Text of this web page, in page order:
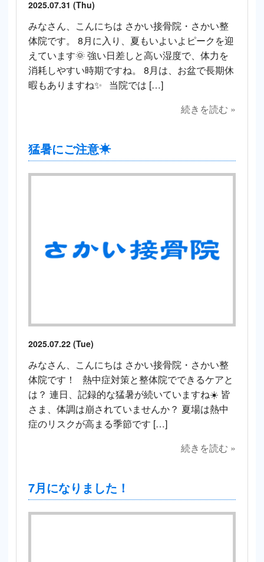
2025.07.31 (Thu)
みなさん、こんにちは さかい接骨院・さかい整
体院です。 8月に入り、夏もいよいよピークを迎
えています🌞 強い日差しと高い湿度で、体力を
消耗しやすい時期ですね。 8月は、お盆で長期休
暇もありますね✨ 当院では […]
続きを読む »
猛暑にご注意☀
2025.07.22 (Tue)
みなさん、こんにちは さかい接骨院・さかい整
体院です！ 熱中症対策と整体院でできるケアと
は？ 連日、記録的な猛暑が続いていますね☀️ 皆
さま、体調は崩されていませんか？ 夏場は熱中
症のリスクが高まる季節です […]
続きを読む »
7月になりました！